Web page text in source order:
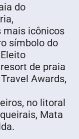
do
mais icônicos
símbolo do
de praia
Awards,
no litoral
Mata